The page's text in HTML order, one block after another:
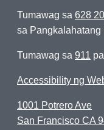
Tumawag sa 628
sa Pangkalahatang
Tumawag sa 911
Accessibility ng
1001 Potrero Ave
San Francisco CA